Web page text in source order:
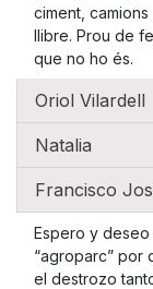
ciment,
llibre. Prou de
que no ho és.
Oriol Vilardell
Natalia
Francisco
Espero y
“agroparc” por
el destrozo